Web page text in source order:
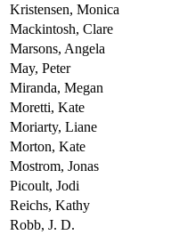
Kristensen, Monica
Mackintosh, Clare
Marsons, Angela
May, Peter
Miranda, Megan
Moretti, Kate
Moriarty, Liane
Morton, Kate
Mostrom, Jonas
Picoult, Jodi
Reichs, Kathy
Robb, J. D.